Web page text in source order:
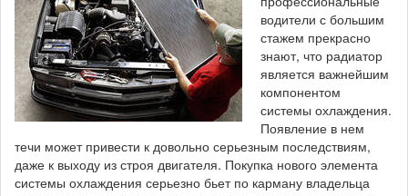
водители с большим
стажем прекрасно
знают, что радиатор
является важнейшим
компонентом
системы охлаждения.
Появление в нем
течи может привести к довольно серьезным последствиям,
даже к выходу из строя двигателя. Покупка нового элемента
системы охлаждения серьезно бьет по карману владельца